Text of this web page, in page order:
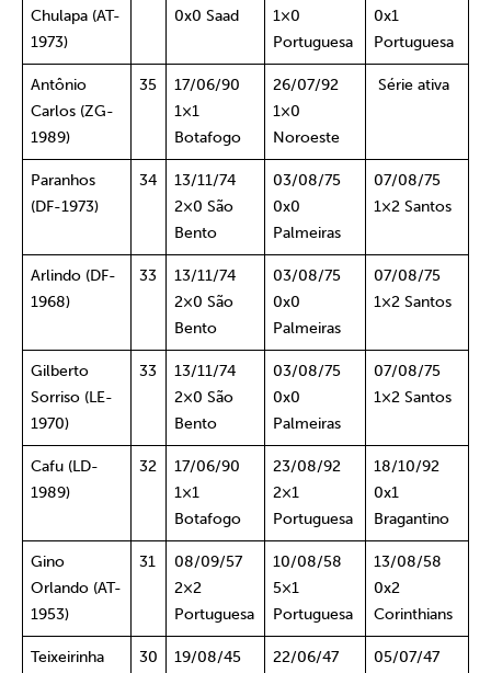
Chulapa (AT-
1973)
0x0 Saad
1×0
Portuguesa
0x1
Portuguesa
Antônio
Carlos (ZG-
1989)
35
17/06/90
1×1
Botafogo
26/07/92
1×0
Noroeste
Série ativa
Paranhos
(DF-1973)
34
13/11/74
2×0 São
Bento
03/08/75
0x0
Palmeiras
07/08/75
1×2 Santos
Arlindo (DF-
1968)
33
13/11/74
2×0 São
Bento
03/08/75
0x0
Palmeiras
07/08/75
1×2 Santos
Gilberto
Sorriso (LE-
1970)
33
13/11/74
2×0 São
Bento
03/08/75
0x0
Palmeiras
07/08/75
1×2 Santos
Cafu (LD-
1989)
32
17/06/90
1×1
Botafogo
23/08/92
2×1
Portuguesa
18/10/92
0x1
Bragantino
Gino
Orlando (AT-
1953)
31
08/09/57
2×2
Portuguesa
10/08/58
5×1
Portuguesa
13/08/58
0x2
Corinthians
Teixeirinha
30
19/08/45
22/06/47
05/07/47